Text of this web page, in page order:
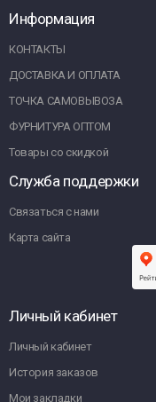
Информация
КОНТАКТЫ
ДОСТАВКА И ОПЛАТА
ТОЧКА САМОВЫВОЗА
ФУРНИТУРА ОПТОМ
Товары со скидкой
Служба поддержки
Связаться с нами
Карта сайта
Личный кабинет
Личный кабинет
История заказов
Мои закладки